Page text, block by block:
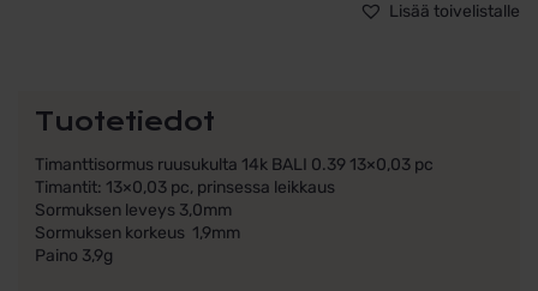
pc
Lisää toivelistalle
Tuotetiedot
Timanttisormus ruusukulta 14k BALI 0.39 13×0,03 pc
Timantit: 13×0,03 pc, prinsessa leikkaus
Sormuksen leveys 3,0mm
Sormuksen korkeus 1,9mm
Paino 3,9g